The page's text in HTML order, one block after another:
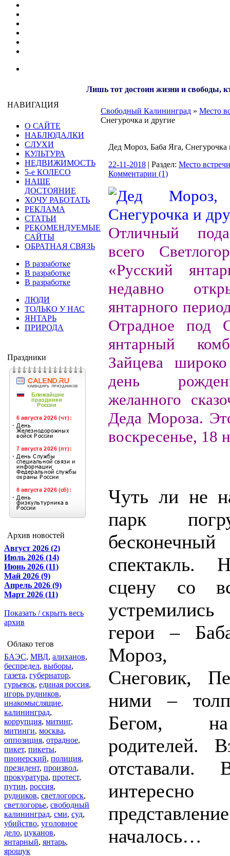
Лишь тот достоин жизни и свободы,
НАВИГАЦИЯ
О САЙТЕ
НАБЛЮДАЛКИ
СЛУХИ
КУЛЬТУРА
НЕДВИЖИМОСТЬ
5-е КОЛЕСО
НАШЕ
ДОСТОЯНИЕ
ХОЧУ РАБОТАТЬ
РЕКЛАМА
СТАТЬИ
РЕКОМЕНДУЕМЫЕ
САЙТЫ
ОБРАТНАЯ СВЯЗЬ
В разработке
В разработке
В разработке
ЛЮДИ
ТОЛЬКО У НАС
ЯНТАРЬ
ПРИРОДА
Праздники
Архив новостей
Август 2026 (2)
Июль 2026 (14)
Июнь 2026 (11)
Май 2026 (9)
Апрель 2026 (9)
Март 2026 (11)
Показать / скрыть весь
архив
Облако тегов
БАЭС, МВД, алиханов,
беспредел, выборы,
газета, губернатор,
гурьевск, единая россия,
игорь рудников,
инакомыслящие,
калининград,
коррупция, митинг,
митинги, москва,
оппозиция, отрадное,
пикет, пикеты,
пионерский, полиция,
президент, произвол,
прокуратура, протест,
путин, россия,
рудников, светлогорск,
светлогорье, свободный
калининград, сми, суд,
убийство, уголовное
дело, цуканов,
янтарный, янтарь,
ярошук
Свободный Калининград » Место
Снегурочка и другие
Дед Мороз, Баба Яга, Снегурочка
22-11-2018 | Раздел: Место встречи
Комментарии (1)
Отличный
всего
«Русский
недавно
янтарного
Отрадное под
янтарный
Зайцева широко
день
желанного
Деда Мороза.
воскресенье, 18
Чуть ли не
парк
спектакль.
сцену со
герои –
Мороз,
Снеговик,
ними –
Бегом,
родителей.
отставали.
началось…